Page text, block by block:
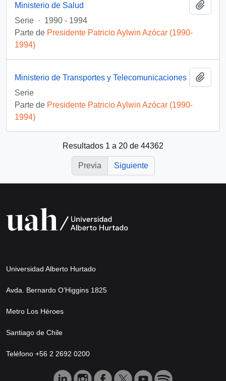
Ministerio de Salud
Serie · 1990 - 1994
Parte de Presidente Patricio Aylwin Azócar (1990-
1994)
Ministerio de Transportes y Telecomunicaciones
Serie
Parte de Presidente Patricio Aylwin Azócar (1990-
1994)
Resultados 1 a 20 de 44362
Previa Siguiente
Universidad Alberto Hurtado
Avda. Bernardo O’Higgins 1825
Metro Los Héroes
Santiago de Chile
Teléfono +56 2 2692 0200